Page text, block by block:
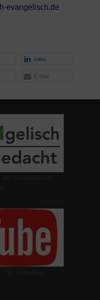
evangelisch.de
teilen
E-Mail